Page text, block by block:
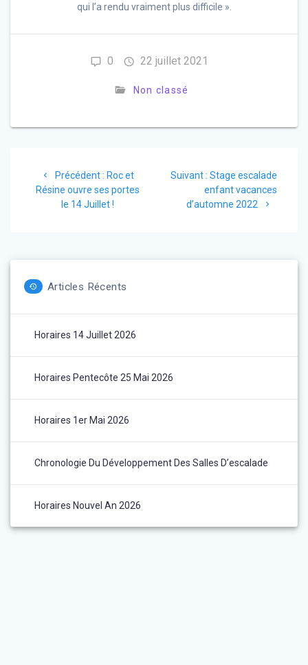
qui l’a rendu vraiment plus difficile ».
0 22 juillet 2021
Non classé
Précédent : Roc et
Résine ouvre ses portes
le 14 Juillet !
Suivant : Stage escalade
enfant vacances
d’automne 2022
Articles Récents
Horaires 14 Juillet 2026
Horaires Pentecôte 25 Mai 2026
Horaires 1er Mai 2026
Chronologie Du Développement Des Salles D’escalade
Horaires Nouvel An 2026